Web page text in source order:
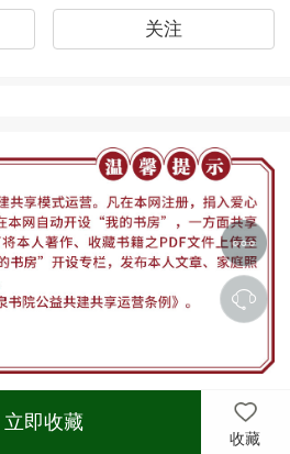
关注
立即收藏
收藏